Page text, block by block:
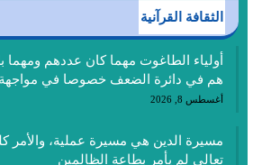
الثقافة القرآنية
أولياء الطاغوت مهما كان عددهم ومهما
هم في دائرة الضعف خصوصا في
أغسطس 8, 2026
مسيرة الدين هي مسيرة عملية، والأمر
تعالى لم يأمر بطاعة الظالمين